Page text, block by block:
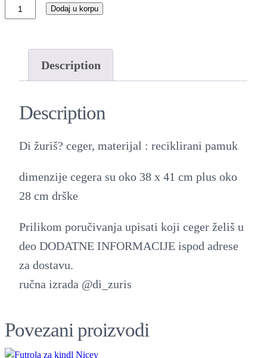
i
Dodaj u korpu
Description
Description
Di žuriš? ceger, materijal : reciklirani pamuk
dimenzije cegera su oko 38 x 41 cm plus oko
28 cm drške
Prilikom poručivanja upisati koji ceger želiš u
deo DODATNE INFORMACIJE ispod adrese
za dostavu.
ručna izrada @di_zuris
Povezani proizvodi